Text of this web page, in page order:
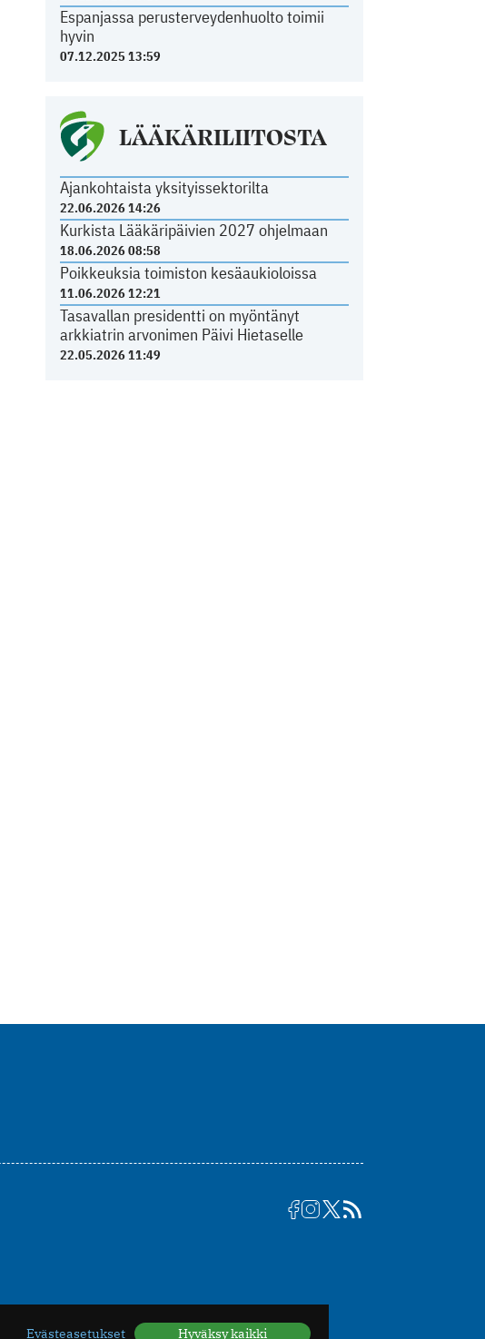
Espanjassa perusterveydenhuolto toimii
hyvin
07.12.2025 13:59
LÄÄKÄRILIITOSTA
Ajankohtaista yksityissektorilta
22.06.2026 14:26
Kurkista Lääkäripäivien 2027 ohjelmaan
18.06.2026 08:58
Poikkeuksia toimiston kesäaukioloissa
11.06.2026 12:21
Tasavallan presidentti on myöntänyt
arkkiatrin arvonimen Päivi Hietaselle
22.05.2026 11:49
Evästeasetukset Hyväksy kaikki